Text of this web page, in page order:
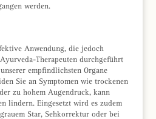
werden.
Anwendung, die jedoch
Therapeuten durchgeführt
empfindlichsten Organe
Sie an Symptomen wie trockenen
zu hohem Augendruck, kann
lindern. Eingesetzt wird es zudem
Star, Sehkorrektur oder bei